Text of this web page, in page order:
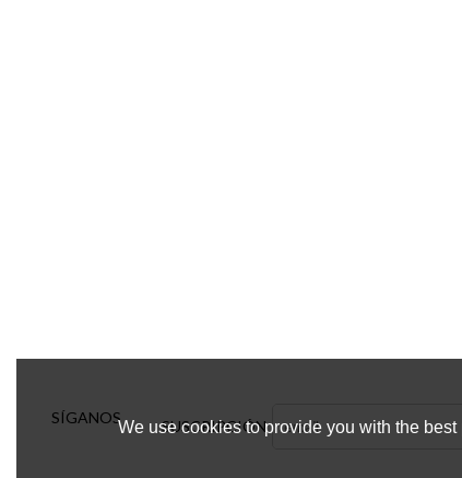
SÍGANOS SUSCRIPCIÓN
We use cookies to provide you with the